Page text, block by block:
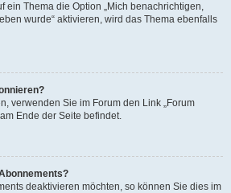
ein Thema die Option „Mich benachrichtigen,
wurde“ aktivieren, wird das Thema ebenfalls
verwenden Sie im Forum den Link „Forum
Ende der Seite befindet.
deaktivieren möchten, so können Sie dies im